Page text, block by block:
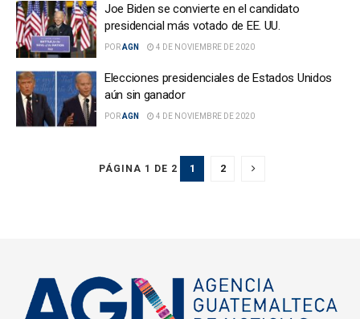
Joe Biden se convierte en el candidato
presidencial más votado de EE. UU.
PORAGN 4 DE NOVIEMBRE DE 2020
Elecciones presidenciales de Estados Unidos
aún sin ganador
PORAGN 4 DE NOVIEMBRE DE 2020
PÁGINA 1 DE 2 1 2